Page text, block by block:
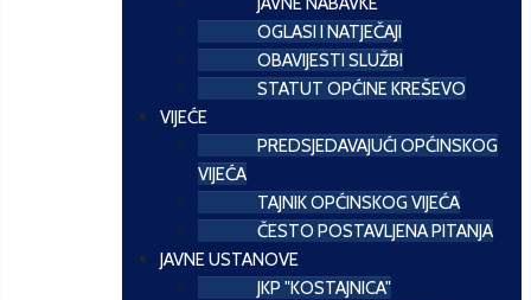
OGLASI I NATJEČAJI
OBAVIJESTI SLUŽBI
STATUT OPĆINE KREŠEVO
VIJEĆE
PREDSJEDAVAJUĆI OPĆINSKOG
VIJEĆA
TAJNIK OPĆINSKOG VIJEĆA
ČESTO POSTAVLJENA PITANJA
JAVNE USTANOVE
JKP "KOSTAJNICA"